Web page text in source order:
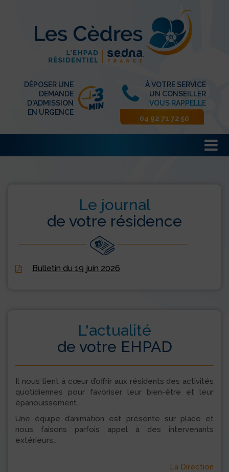
DÉPOSER UNE
DEMANDE
D'ADMISSION
EN URGENCE
À VOTRE SERVICE
UN CONSEILLER
VOUS RAPPELLE
04 92 71 72 50
Le journal
de votre résidence
Bulletin du 19 juin 2026
L'actualité
de votre EHPAD
Il nous tient à cœur d’offrir aux résidents des activités
quotidiennes pour favoriser leur bien-être et leur
épanouissement.
Une équipe d’animation est présente sur place et
nous faisons parfois appel à des intervenants
extérieurs…
La Direction